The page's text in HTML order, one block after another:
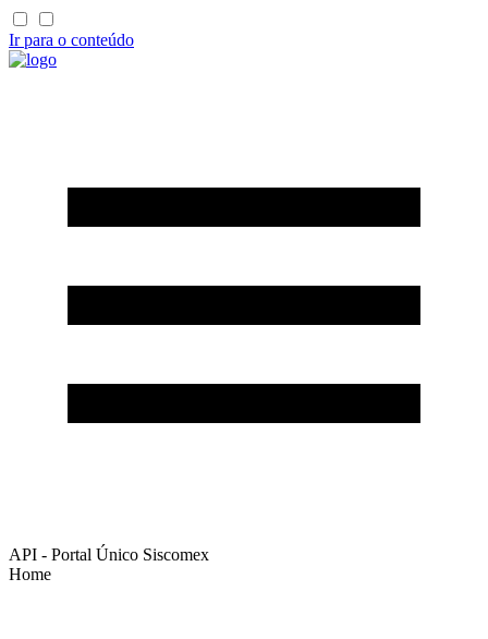
Ir para o conteúdo
API - Portal Único Siscomex
Home